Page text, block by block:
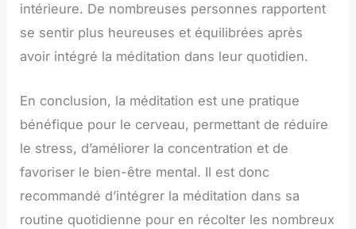
intérieure. De nombreuses personnes rapportent
se sentir plus heureuses et équilibrées après
avoir intégré la méditation dans leur quotidien.
En conclusion, la méditation est une pratique
bénéfique pour le cerveau, permettant de réduire
le stress, d’améliorer la concentration et de
favoriser le bien-être mental. Il est donc
recommandé d’intégrer la méditation dans sa
routine quotidienne pour en récolter les nombreux